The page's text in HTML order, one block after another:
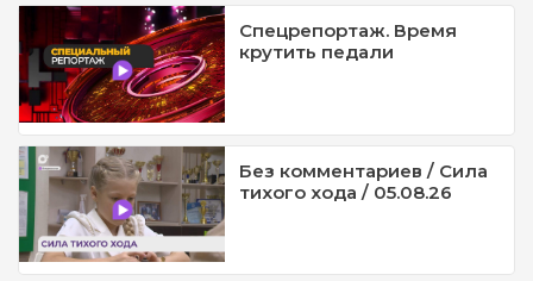
Спецрепортаж. Время
крутить педали
Без комментариев / Сила
тихого хода / 05.08.26